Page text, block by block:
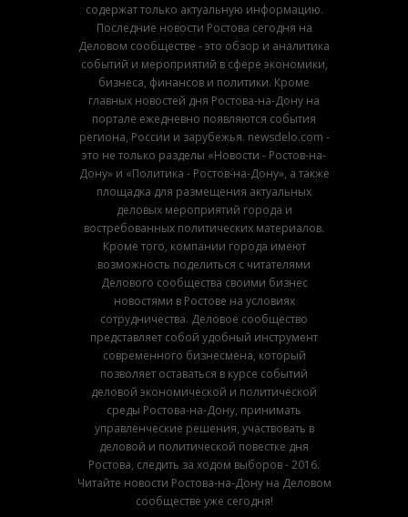
содержат только актуальную информацию.
Последние новости Ростова сегодня на
Деловом сообществе - это обзор и аналитика
событий и мероприятий в сфере экономики,
бизнеса, финансов и политики. Кроме
главных новостей дня Ростова-на-Дону на
портале ежедневно появляются события
региона, России и зарубежья. newsdelo.com -
это не только разделы «Новости - Ростов-на-
Дону» и «Политика - Ростов-на-Дону», а также
площадка для размещения актуальных
деловых мероприятий города и
востребованных политических материалов.
Кроме того, компании города имеют
возможность поделиться с читателями
Делового сообщества своими бизнес
новостями в Ростове на условиях
сотрудничества. Деловое сообщество
представляет собой удобный инструмент
современного бизнесмена, который
позволяет оставаться в курсе событий
деловой экономической и политической
среды Ростова-на-Дону, принимать
управленческие решения, участвовать в
деловой и политической повестке дня
Ростова, следить за ходом выборов - 2016.
Читайте новости Ростова-на-Дону на Деловом
сообществе уже сегодня!